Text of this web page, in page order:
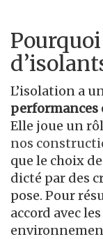
L’isolation a
performances
Elle joue un
nos
que le choix
dicté par des
pose. Pour
accord avec